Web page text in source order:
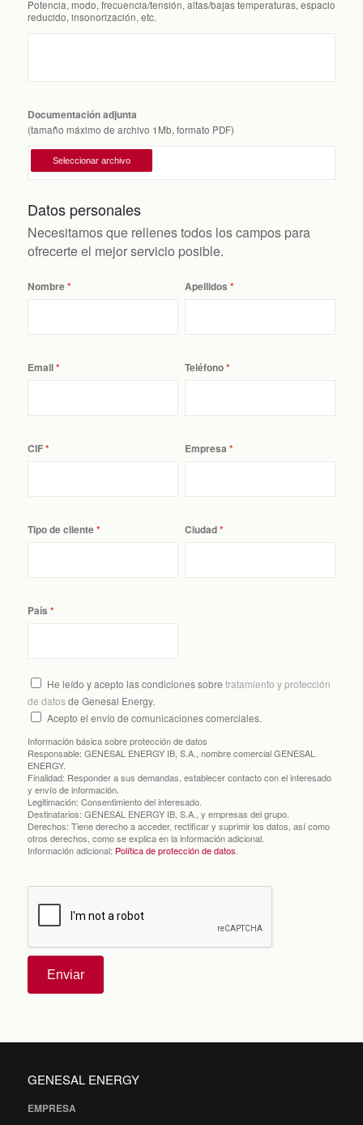
Potencia, modo, frecuencia/tensión, altas/bajas temperaturas, espacio
reducido, insonorización, etc.
Documentación adjunta
(tamaño máximo de archivo 1Mb, formato PDF)
Datos personales
Necesitamos que rellenes todos los campos para
ofrecerte el mejor servicio posible.
Nombre Apellidos
Email Teléfono
CIF Empresa
Tipo de cliente Ciudad
País
He leído y acepto las condiciones sobre tratamiento y protección
de datosde Genesal Energy.
Acepto el envío de comunicaciones comerciales.
Información básica sobre protección de datos
Responsable: GENESAL ENERGY IB, S.A., nombre comercial GENESAL
ENERGY.
Finalidad: Responder a sus demandas, establecer contacto con el interesado
y envío de información.
Legitimación: Consentimiento del interesado.
Destinatarios: GENESAL ENERGY IB, S.A., y empresas del grupo.
Derechos: Tiene derecho a acceder, rectificar y suprimir los datos, así como
otros derechos, como se explica en la información adicional.
Información adicional: Política de protección de datos.
Enviar
GENESAL ENERGY
EMPRESA